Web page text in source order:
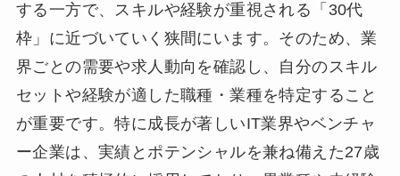
する一方で、スキルや経験が重視される「30代
枠」に近づいていく狭間にいます。そのため、業
界ごとの需要や求人動向を確認し、自分のスキル
セットや経験が適した職種・業種を特定すること
が重要です。特に成長が著しいIT業界やベンチャ
ー企業は、実績とポテンシャルを兼ね備えた27歳